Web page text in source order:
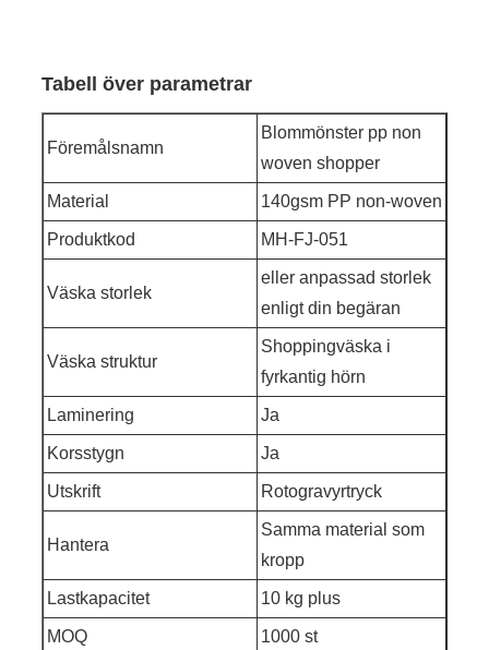
Tabell över parametrar
Föremålsnamn
Blommönster pp non
woven shopper
Material 140gsm PP non-woven
Produktkod MH-FJ-051
Väska storlek
eller anpassad storlek
enligt din begäran
Väska struktur
Shoppingväska i
fyrkantig hörn
Laminering Ja
Korsstygn Ja
Utskrift Rotogravyrtryck
Hantera
Samma material som
kropp
Lastkapacitet 10 kg plus
MOQ 1000 st